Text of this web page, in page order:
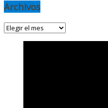
Archivos
Archivos